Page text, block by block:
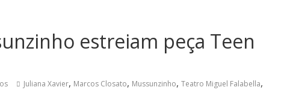
estreiam peça Teen
Juliana Xavier, Marcos Closato, Mussunzinho, Teatro Miguel Falabella,